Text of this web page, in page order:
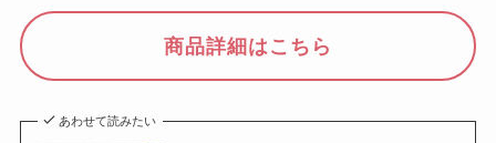
商品詳細はこちら
あわせて読みたい